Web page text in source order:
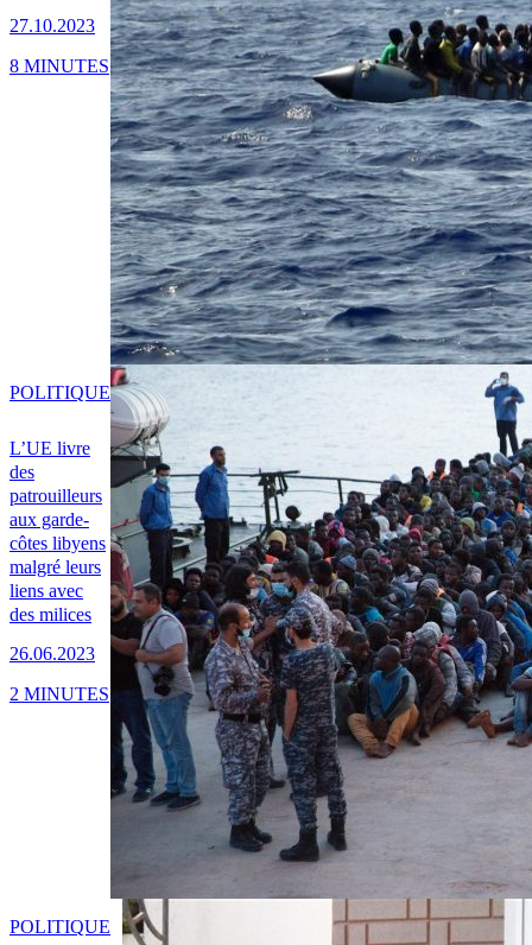
27.10.2023
8 MINUTES
L’UE livre
des
patrouilleurs
aux garde-
côtes libyens
malgré leurs
liens avec
des milices
26.06.2023
POLITIQUE
2 MINUTES
POLITIQUE